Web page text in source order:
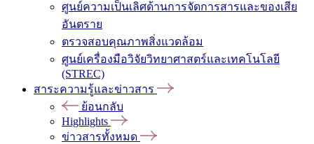
ศูนย์ความเป็นเลิศด้านการจัดการสารและของเสีย
อันตราย
ตรวจสอบคุณภาพสิ่งแวดล้อม
ศูนย์เครื่องมือวิจัยวิทยาศาสตร์และเทคโนโลยี
(STREC)
สาระความรู้และข่าวสาร
ย้อนกลับ
Highlights
ข่าวสารทั้งหมด